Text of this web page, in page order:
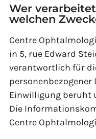
Wer
welchen
Centre
in 5, rue Edward
verantwortlich für
personenbezogener
Einwilligung beruht
Die
Centre